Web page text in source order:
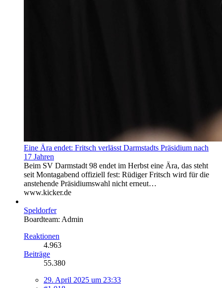
Eine Ära endet: Fritsch verlässt Darmstadts Präsidium nach
17 Jahren
Beim SV Darmstadt 98 endet im Herbst eine Ära, das steht
seit Montagabend offiziell fest: Rüdiger Fritsch wird für die
anstehende Präsidiumswahl nicht erneut…
www.kicker.de
Speldorfer
Boardteam: Admin
Reaktionen
4.963
Beiträge
55.380
29. April 2025 um 23:33